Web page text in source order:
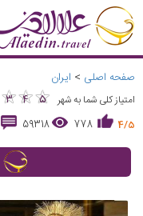
صفحه اصلی > ایران
امتیاز کلی شما به شهر ★
3 ★
4 ★
5
★★★
4/5
778
59318